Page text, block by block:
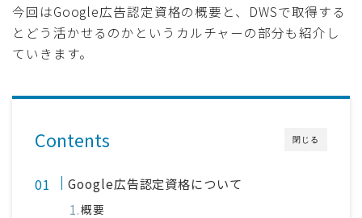
今回はGoogle広告認定資格の概要と、DWSで取得する
とどう活かせるのかというカルチャーの部分も紹介し
ていきます。
閉じる
Contents
Google広告認定資格について
概要